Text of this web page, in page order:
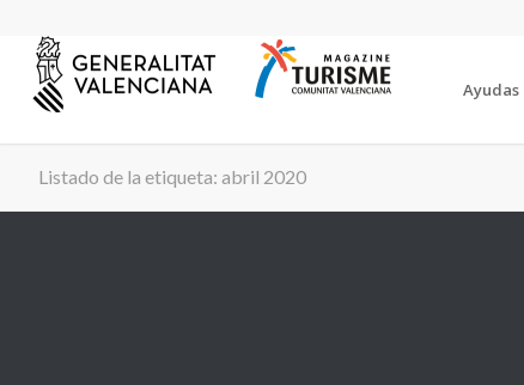
Ayudas
Listado de la etiqueta: abril 2020